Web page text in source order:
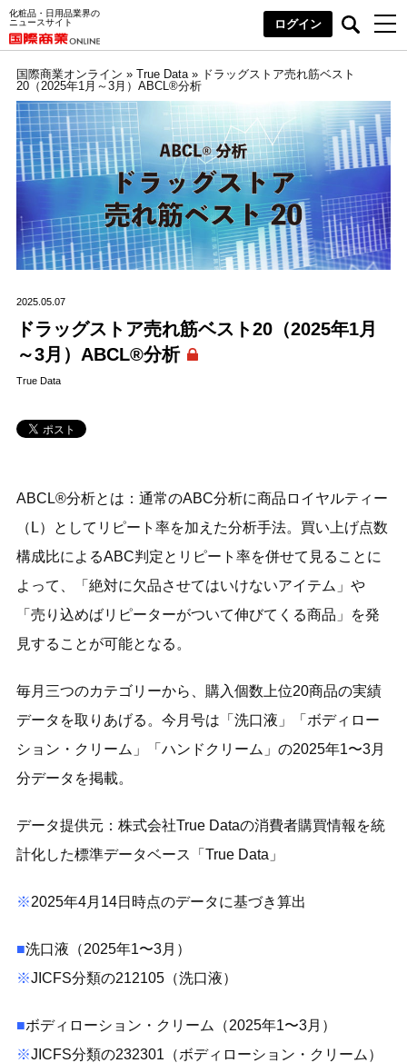
化粧品・日用品業界の
ニュースサイト
ログイン
国際商業オンライン » True Data» ドラッグストア売れ筋ベスト
20（2025年1月～3月）ABCL®分析
2025.05.07
ドラッグストア売れ筋ベスト20（2025年1月
～3月）ABCL®分析
True Data
ABCL®分析とは：通常のABC分析に商品ロイヤルティー
（L）としてリピート率を加えた分析手法。買い上げ点数
構成比によるABC判定とリピート率を併せて見ることに
よって、「絶対に欠品させてはいけないアイテム」や
「売り込めばリピーターがついて伸びてくる商品」を発
見することが可能となる。
毎月三つのカテゴリーから、購入個数上位20商品の実績
データを取りあげる。今月号は「洗口液」「ボディロー
ション・クリーム」「ハンドクリーム」の2025年1〜3月
分データを掲載。
データ提供元：株式会社True Dataの消費者購買情報を統
計化した標準データベース「True Data」
※2025年4月14日時点のデータに基づき算出
■洗口液（2025年1〜3月）
※JICFS分類の212105（洗口液）
■ボディローション・クリーム（2025年1〜3月）
※JICFS分類の232301（ボディローション・クリーム）